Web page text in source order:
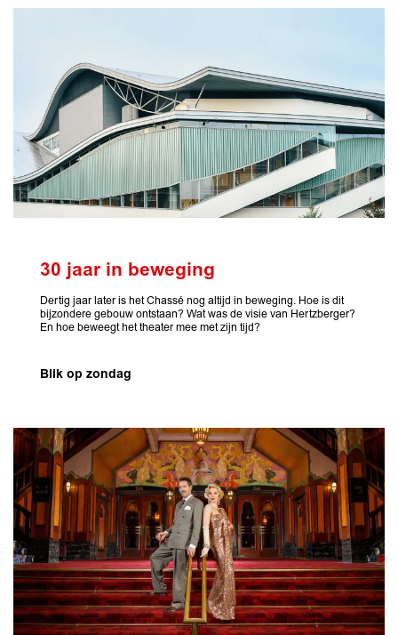
30 jaar in beweging
Dertig jaar later is het Chassé nog altijd in beweging. Hoe is dit
bijzondere gebouw ontstaan? Wat was de visie van Hertzberger?
En hoe beweegt het theater mee met zijn tijd?
Blik op zondag